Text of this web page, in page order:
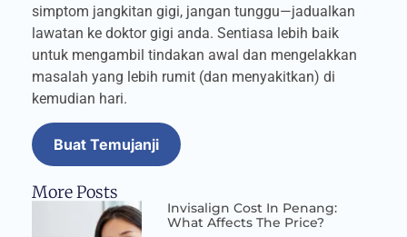
simptom jangkitan gigi, jangan tunggu—jadualkan
lawatan ke doktor gigi anda. Sentiasa lebih baik
untuk mengambil tindakan awal dan mengelakkan
masalah yang lebih rumit (dan menyakitkan) di
kemudian hari.
Buat Temujanji
More Posts
Invisalign Cost In Penang:
What Affects The Price?